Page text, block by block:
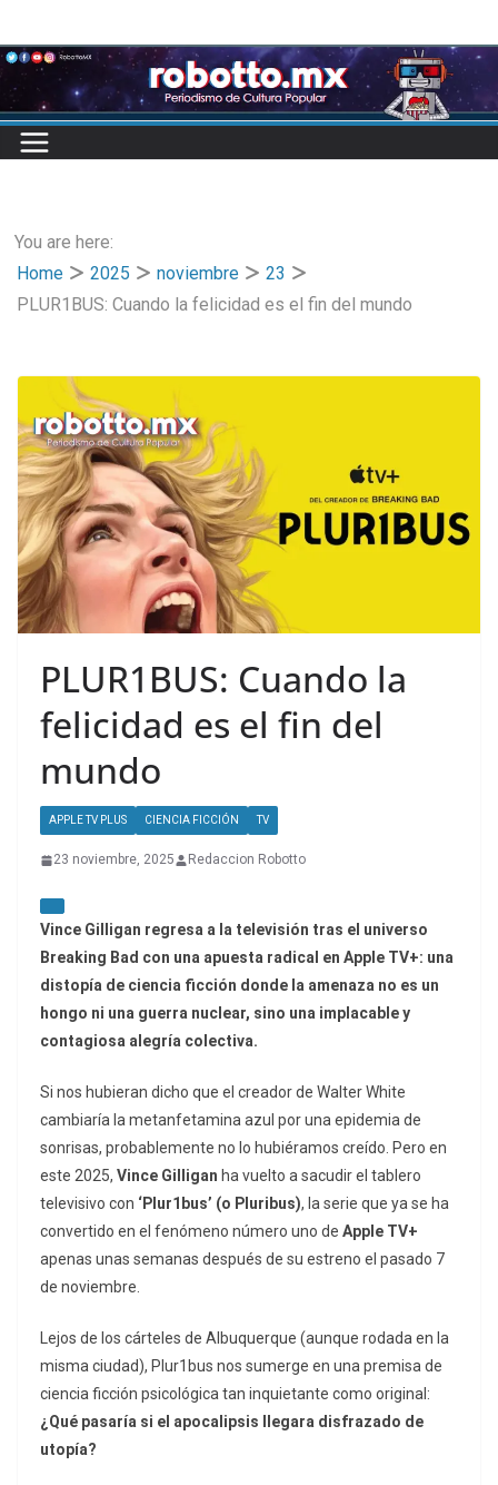
to
content
You are here:
Home
2025 noviembre
23
PLUR1BUS: Cuando la felicidad es el fin del mundo
PLUR1BUS: Cuando la
felicidad es el fin del
mundo
APPLE TV PLUS CIENCIA FICCIÓN TV
23 noviembre, 2025 Redaccion Robotto
Vince Gilligan regresa a la televisión tras el universo
Breaking Bad con una apuesta radical en Apple TV+: una
distopía de ciencia ficción donde la amenaza no es un
hongo ni una guerra nuclear, sino una implacable y
contagiosa alegría colectiva.
Si nos hubieran dicho que el creador de Walter White
cambiaría la metanfetamina azul por una epidemia de
sonrisas, probablemente no lo hubiéramos creído. Pero en
este 2025, Vince Gilligan ha vuelto a sacudir el tablero
televisivo con ‘Plur1bus’ (o Pluribus), la serie que ya se ha
convertido en el fenómeno número uno de Apple TV+
apenas unas semanas después de su estreno el pasado 7
de noviembre.
Lejos de los cárteles de Albuquerque (aunque rodada en la
misma ciudad), Plur1bus nos sumerge en una premisa de
ciencia ficción psicológica tan inquietante como original:
¿Qué pasaría si el apocalipsis llegara disfrazado de
utopía?